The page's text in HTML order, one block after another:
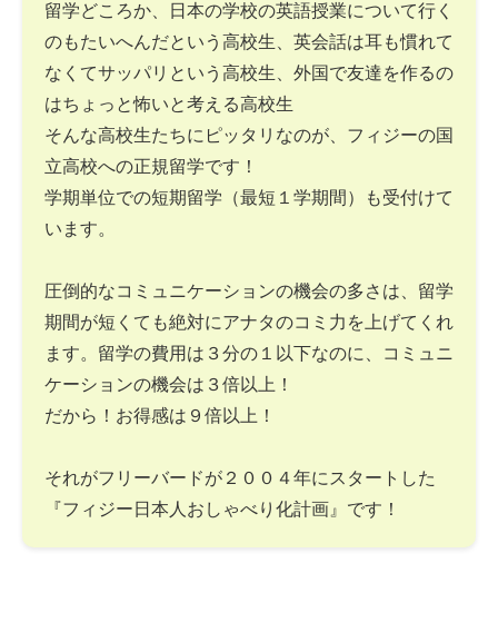
留学どころか、日本の学校の英語授業について行く
のもたいへんだという高校生、英会話は耳も慣れて
なくてサッパリという高校生、外国で友達を作るの
はちょっと怖いと考える高校生
そんな高校生たちにピッタリなのが、フィジーの国
立高校への正規留学です！
学期単位での短期留学（最短１学期間）も受付けて
います。
圧倒的なコミュニケーションの機会の多さは、留学
期間が短くても絶対にアナタのコミ力を上げてくれ
ます。留学の費用は３分の１以下なのに、コミュニ
ケーションの機会は３倍以上！
だから！お得感は９倍以上！
それがフリーバードが２００４年にスタートした
『フィジー日本人おしゃべり化計画』です！